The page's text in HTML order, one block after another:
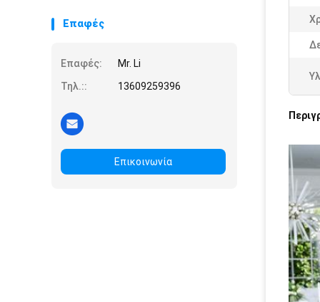
Επαφές
Επαφές:
Mr. Li
Τηλ.::
13609259396
Επικοινωνία